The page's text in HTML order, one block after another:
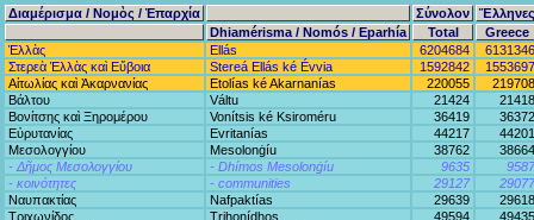
Διαμέρισμα / Νομὸς / Ἐπαρχία Σύνολον
Ἕλληνες
Dhiamérisma / Nomós / Eparhía
Total
Greece
Ἑλλὰς
Ellás 6204684
6131346
Στερεὰ Ἑλλὰς καὶ Εὔβοια
Stereá Ellás ké Évvia 1592842
1553697
Αἰτωλίας καὶ Ἀκαρνανίας
Etolías ké Akarnanías 220055
219708
Βάλτου
Váltu 21424
21418
Βονίτσης καὶ Ξηρομέρου
Vonítsis ké Ksiroméru 36419
36372
Εὐρυτανίας
Evritanías 44217
44201
Μεσολογγίου
Mesolonġíu 38762
38664
- Δῆμος Μεσολογγίου
- Dhímos Mesolonġíu 9635
9587
- κοινότητες
- communities 29127
29077
Ναυπακτίας
Nafpaktías 29639
29618
Τριχωνίδος
Trihonídhos 49594
49435